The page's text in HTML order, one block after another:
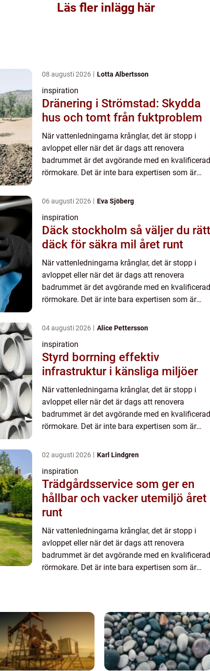
Läs fler inlägg här
08 augusti 2026 Lotta Albertsson
inspiration
Dränering i Strömstad: Skydda
hus och tomt från fuktproblem
När vattenledningarna krånglar, det är stopp i
avloppet eller när det är dags att renovera
badrummet är det avgörande med en kvalificerad
rörmokare. Det är inte bara expertisen som är
06 augusti 2026 Eva Sjöberg
inspiration
Däck stockholm så väljer du rätt
däck för säkra mil året runt
När vattenledningarna krånglar, det är stopp i
avloppet eller när det är dags att renovera
badrummet är det avgörande med en kvalificerad
rörmokare. Det är inte bara expertisen som är
04 augusti 2026 Alice Pettersson
inspiration
Styrd borrning effektiv
infrastruktur i känsliga miljöer
När vattenledningarna krånglar, det är stopp i
avloppet eller när det är dags att renovera
badrummet är det avgörande med en kvalificerad
rörmokare. Det är inte bara expertisen som är
02 augusti 2026 Karl Lindgren
inspiration
Trädgårdsservice som ger en
hållbar och vacker utemiljö året
runt
När vattenledningarna krånglar, det är stopp i
avloppet eller när det är dags att renovera
badrummet är det avgörande med en kvalificerad
rörmokare. Det är inte bara expertisen som är